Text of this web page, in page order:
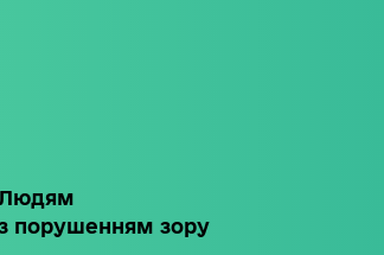
порушенням зору